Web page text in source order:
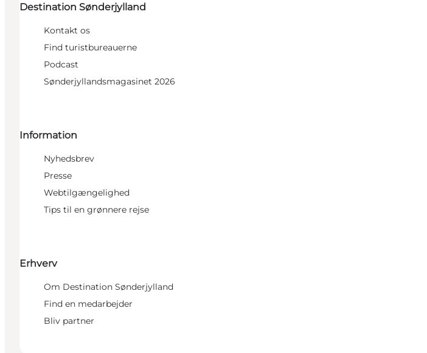
Destination Sønderjylland
Kontakt os
Find turistbureauerne
Podcast
Sønderjyllandsmagasinet 2026
Information
Nyhedsbrev
Presse
Webtilgængelighed
Tips til en grønnere rejse
Erhverv
Om Destination Sønderjylland
Find en medarbejder
Bliv partner